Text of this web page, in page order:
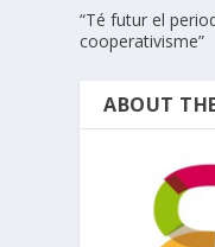
“Té futur el
cooperativisme”
ABOUT